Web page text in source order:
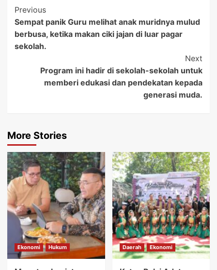
Post
Navigation
Previous
Sempat panik Guru melihat anak muridnya mulud
berbusa, ketika makan ciki jajan di luar pagar
sekolah.
Next
Program ini hadir di sekolah-sekolah untuk
memberi edukasi dan pendekatan kepada
generasi muda.
More Stories
Ekonomi Hukum Daerah Ekonomi